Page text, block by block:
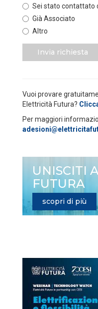
Sei stato contattato
Già Associato
Altro
Invia richiesta
Vuoi provare
Elettricità Futura?
Per maggiori
UNISCITI
FUTURA
scopri di più